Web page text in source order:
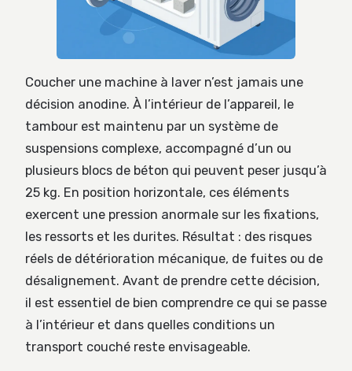
Coucher une machine à laver n’est jamais une
décision anodine. À l’intérieur de l’appareil, le
tambour est maintenu par un système de
suspensions complexe, accompagné d’un ou
plusieurs blocs de béton qui peuvent peser jusqu’à
25 kg. En position horizontale, ces éléments
exercent une pression anormale sur les fixations,
les ressorts et les durites. Résultat : des risques
réels de détérioration mécanique, de fuites ou de
désalignement. Avant de prendre cette décision,
il est essentiel de bien comprendre ce qui se passe
à l’intérieur et dans quelles conditions un
transport couché reste envisageable.